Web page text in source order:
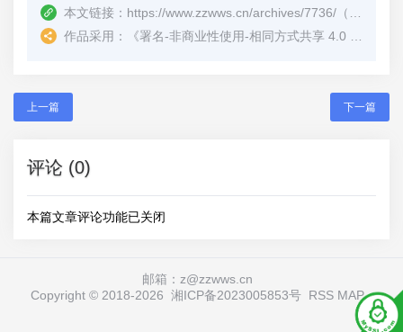
本文链接： https://www.zzwws.cn/archives/7736/ （转载时请注明本文出处及文章链接）
作品采用：
《署名-非商业性使用-相同方式共享 4.0 国际 (CC BY-NC-SA 4.0)
上一篇 下一篇
评论 (0)
本篇文章评论功能已关闭
邮箱：z@zzwws.cn
Copyright © 2018-2026 湘ICP备2023005853号 RSS MAP